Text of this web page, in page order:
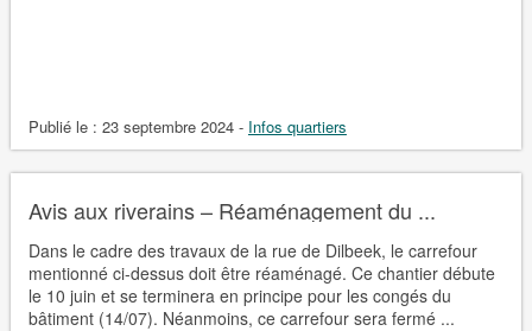
Publié le : 23 septembre 2024 - Infos quartiers
Avis aux riverains – Réaménagement du ...
Dans le cadre des travaux de la rue de Dilbeek, le carrefour
mentionné ci-dessus doit être réaménagé. Ce chantier débute
le 10 juin et se terminera en principe pour les congés du
bâtiment (14/07). Néanmoins, ce carrefour sera fermé ...